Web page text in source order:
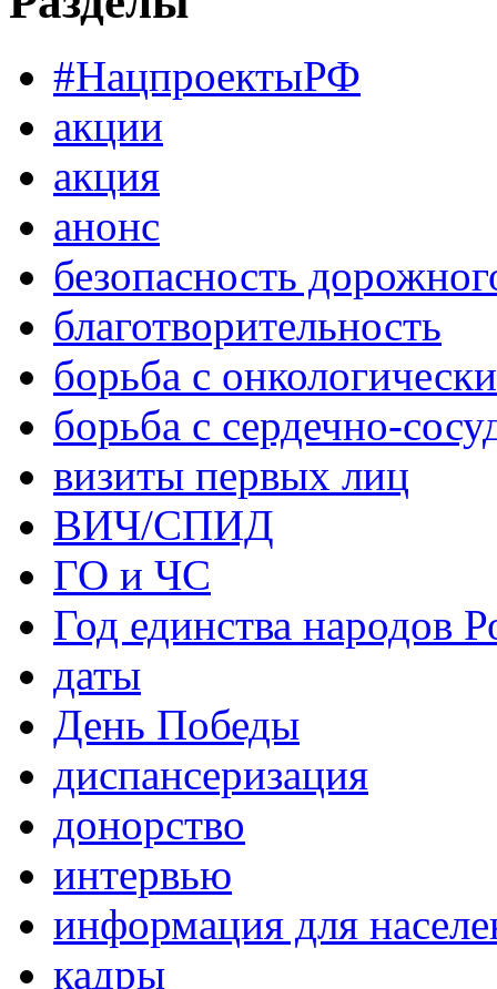
#НацпроектыРФ
акции
акция
анонс
безопасность
благотворительность
борьба с
борьба с сердечно-
визиты первых лиц
ВИЧ/СПИД
ГО и ЧС
Год единства народов
даты
День Победы
диспансеризация
донорство
интервью
информация для
кадры